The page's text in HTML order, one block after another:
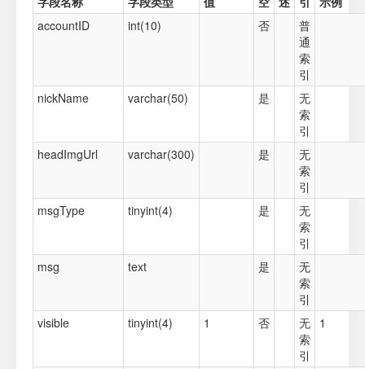
accountID
int(10) 否
普
通
索
引
nickName
varchar(50) 是
无
索
引
headImgUrl
varchar(300) 是
无
索
引
msgType
tinyint(4) 是
无
索
引
msg
text 是
无
索
引
visible
tinyint(4) 1 否
无
索
引
1